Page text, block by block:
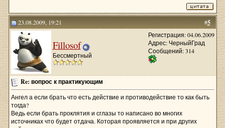
#5
23.08.2009, 19:21
Fillosof
Бессмертный
Регистрация: 04.06.2009
Адрес: ЧерныйГрад
Сообщений: 314
Re: вопрос к практикующим
Ангел а если брать что есть действие и противодействие то как быть
тогда?
Ведь если брать проклятия и сглазы то написано во многих
источниках что будет отдача. Которая проявляется и при других